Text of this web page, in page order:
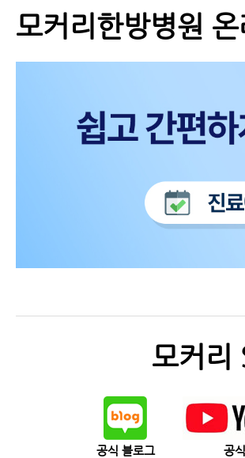
모커리한방병원
모커리
공식 블로그 공